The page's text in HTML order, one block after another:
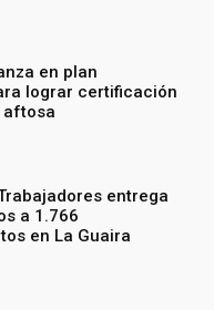
en plan
lograr certificación
aftosa
entrega
a 1.766
en La Guaira